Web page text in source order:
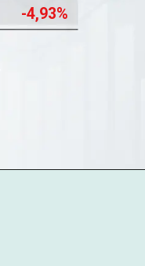
-4,93%